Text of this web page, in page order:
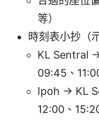
等）
時刻表小抄（
KL Sentral
09:45、
Ipoh → KL
12:00、